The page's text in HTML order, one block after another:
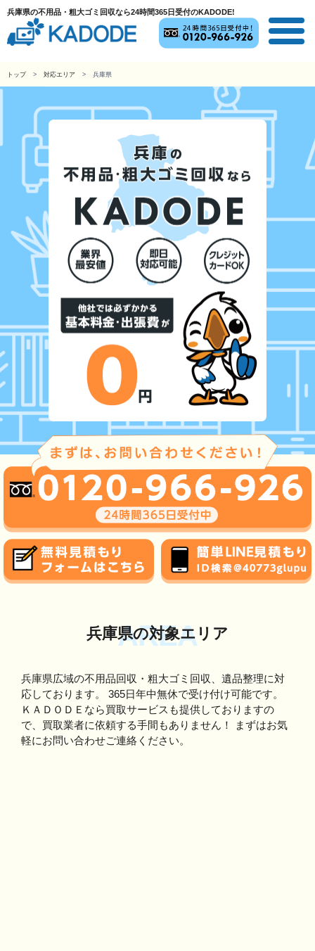
兵庫県の不用品・粗大ゴミ回収なら24時間365日受付のKADODE!
トップ 対応エリア 兵庫県
AREA
兵庫県の対象エリア
兵庫県広域の不用品回収・粗大ゴミ回収、遺品整理に対
応しております。
365日年中無休で受け付け可能です。
ＫＡＤＯＤＥなら買取サービスも提供しておりますの
で、買取業者に依頼する手間もありません！
まずはお気
軽にお問い合わせご連絡ください。